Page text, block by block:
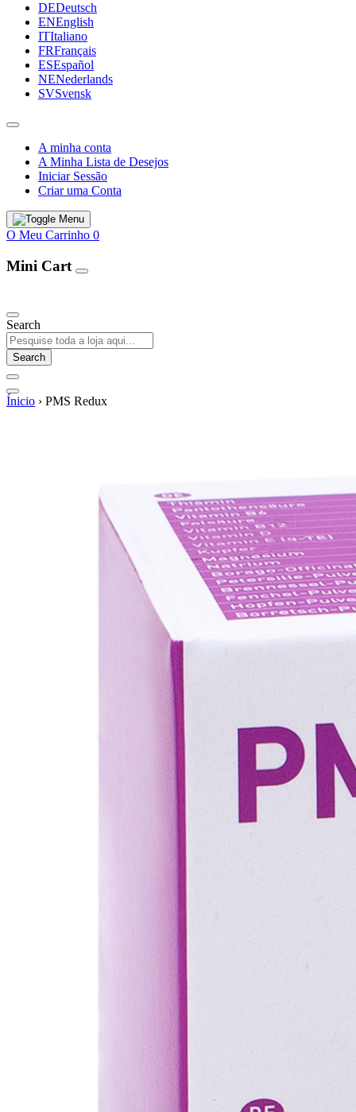
DEDeutsch
ENEnglish
ITItaliano
FRFrançais
ESEspañol
NENederlands
SVSvensk
A minha conta
A Minha Lista de Desejos
Iniciar Sessão
Criar uma Conta
O Meu Carrinho 0
Mini Cart
Search
Search
Ínicio › PMS Redux